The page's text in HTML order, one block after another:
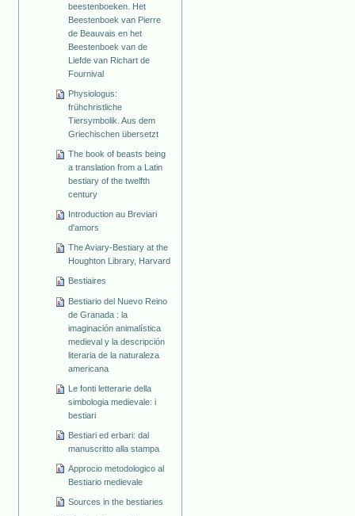
beestenboeken. Het
Beestenboek van Pierre
de Beauvais en het
Beestenboek van de
Liefde van Richart de
Fournival
Physiologus:
frühchristliche
Tiersymbolik. Aus dem
Griechischen übersetzt
The book of beasts being
a translation from a Latin
bestiary of the twelfth
century
Introduction au Breviari
d'amors
The Aviary-Bestiary at the
Houghton Library, Harvard
Bestiaires
Bestiario del Nuevo Reino
de Granada : la
imaginación animalística
medieval y la descripción
literaria de la naturaleza
americana
Le fonti letterarie della
simbologia medievale: i
bestiari
Bestiari ed erbari: dal
manuscritto alla stampa
Approcio metodologico al
Bestiario medievale
Sources in the bestiaries